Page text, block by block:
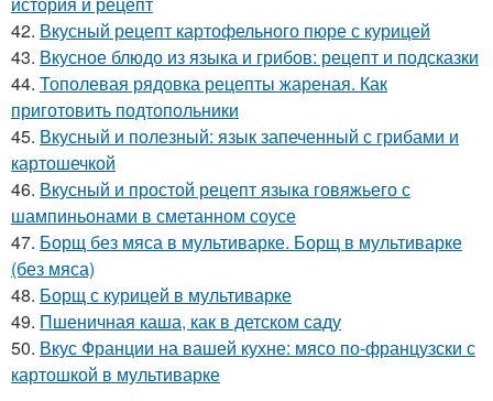
42. Вкусный рецепт картофельного пюре с курицей
43. Вкусное блюдо из языка и грибов: рецепт и подсказки
44. Тополевая рядовка рецепты жареная. Как
приготовить подтопольники
45. Вкусный и полезный: язык запеченный с грибами и
картошечкой
46. Вкусный и простой рецепт языка говяжьего с
шампиньонами в сметанном соусе
47. Борщ без мяса в мультиварке. Борщ в мультиварке
(без мяса)
48. Борщ с курицей в мультиварке
49. Пшеничная каша, как в детском саду
50. Вкус Франции на вашей кухне: мясо по-французски с
картошкой в мультиварке